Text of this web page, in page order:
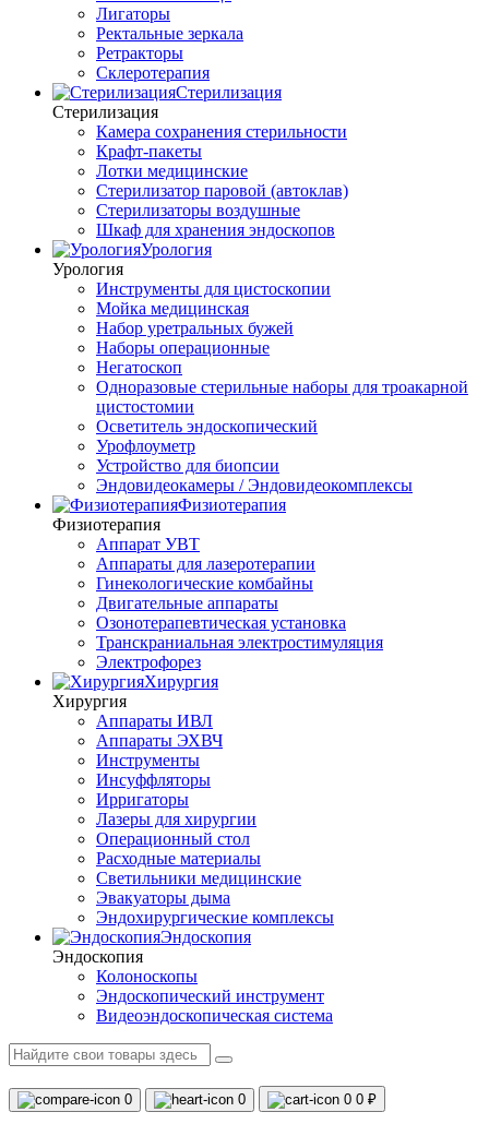
Лигаторы
Ректальные зеркала
Ретракторы
Склеротерапия
Стерилизация
Стерилизация
Камера сохранения стерильности
Крафт-пакеты
Лотки медицинские
Стерилизатор паровой (автоклав)
Стерилизаторы воздушные
Шкаф для хранения эндоскопов
Урология
Урология
Инструменты для цистоскопии
Мойка медицинская
Набор уретральных бужей
Наборы операционные
Негатоскоп
Одноразовые стерильные наборы для троакарной
цистостомии
Осветитель эндоскопический
Урофлоуметр
Устройство для биопсии
Эндовидеокамеры / Эндовидеокомплексы
Физиотерапия
Физиотерапия
Аппарат УВТ
Аппараты для лазеротерапии
Гинекологические комбайны
Двигательные аппараты
Озонотерапевтическая установка
Транскраниальная электростимуляция
Электрофорез
Хирургия
Хирургия
Аппараты ИВЛ
Аппараты ЭХВЧ
Инструменты
Инсуффляторы
Ирригаторы
Лазеры для хирургии
Операционный стол
Расходные материалы
Светильники медицинские
Эвакуаторы дыма
Эндохирургические комплексы
Эндоскопия
Эндоскопия
Колоноскопы
Эндоскопический инструмент
Видеоэндоскопическая система
0 0 0 0 ₽